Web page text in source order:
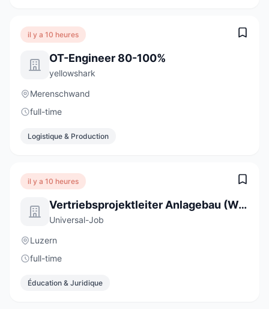
il y a 10 heures
OT-Engineer 80-100%
yellowshark
Merenschwand
full-time
Logistique & Production
il y a 10 heures
Vertriebsprojektleiter Anlagebau (Wasser) 100% (m/w/d)
Universal-Job
Luzern
full-time
Éducation & Juridique